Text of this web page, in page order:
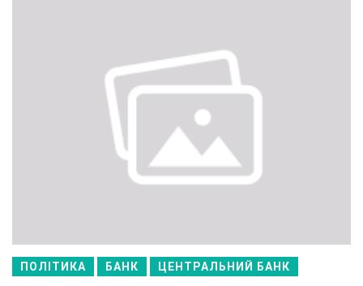
ПОЛІТИКА БАНК ЦЕНТРАЛЬНИЙ БАНК